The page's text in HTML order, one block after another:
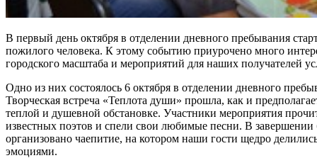
В первый день октября в отделении дневного пребывания
пожилого человека. К этому событию приурочено много
городского масштаба и мероприятий для наших получателей
Одно из них состоялось 6 октября в отделении дневного
Творческая встреча «Теплота души» прошла, как и
теплой и душевной обстановке. Участники мероприятия
известных поэтов и спели свои любимые песни. В завершении
организовано чаепитие, на котором наши гости щедро
эмоциями.